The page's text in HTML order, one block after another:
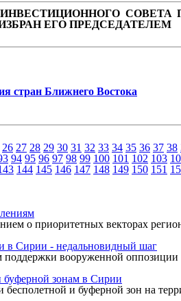
ИНВЕСТИЦИОННОГО
ЕГО ПРЕДСЕДАТЕЛЕМ
стран Ближнего Востока
26 27 28 29 30 31 32 33 34 35 36 37 38
94 95 96 97 98 99 100 101 102 103
144 145 146 147 148 149 150 151
о приоритетных векторах
Сирии - недальновидный шаг
вооруженной
зонам в Сирии
и буферной зон на